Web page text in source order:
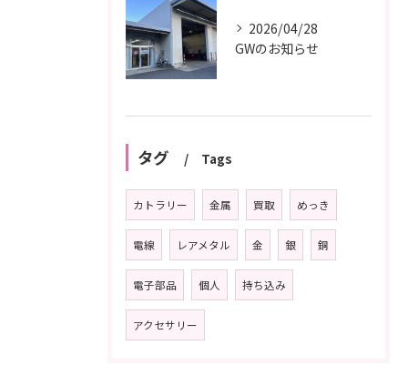
2026/04/28
GWのお知らせ
タグ Tags
カトラリー 金属 買取 めっき
電線 レアメタル 金 銀 銅
電子部品 個人 持ち込み
アクセサリー